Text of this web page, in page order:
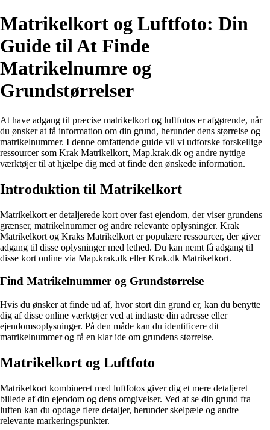
Matrikelkort og Luftfoto: Din
Guide til At Finde
Matrikelnumre og
Grundstørrelser
At have adgang til præcise matrikelkort og luftfotos er afgørende, når
du ønsker at få information om din grund, herunder dens størrelse og
matrikelnummer. I denne omfattende guide vil vi udforske forskellige
ressourcer som Krak Matrikelkort, Map.krak.dk og andre nyttige
værktøjer til at hjælpe dig med at finde den ønskede information.
Introduktion til Matrikelkort
Matrikelkort er detaljerede kort over fast ejendom, der viser grundens
grænser, matrikelnummer og andre relevante oplysninger. Krak
Matrikelkort og Kraks Matrikelkort er populære ressourcer, der giver
adgang til disse oplysninger med lethed. Du kan nemt få adgang til
disse kort online via Map.krak.dk eller Krak.dk Matrikelkort.
Find Matrikelnummer og Grundstørrelse
Hvis du ønsker at finde ud af, hvor stort din grund er, kan du benytte
dig af disse online værktøjer ved at indtaste din adresse eller
ejendomsoplysninger. På den måde kan du identificere dit
matrikelnummer og få en klar ide om grundens størrelse.
Matrikelkort og Luftfoto
Matrikelkort kombineret med luftfotos giver dig et mere detaljeret
billede af din ejendom og dens omgivelser. Ved at se din grund fra
luften kan du opdage flere detaljer, herunder skelpæle og andre
relevante markeringspunkter.